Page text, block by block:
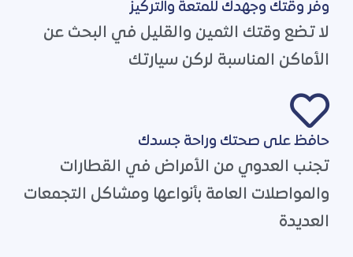
وفر وقتك وجهدك للمتعة والتركيز
لا تضع وقتك الثمين والقليل في البحث عن
الأماكن المناسبة لركن سيارتك
حافظ على صحتك وراحة جسدك
تجنب العدوي من الأمراض في القطارات
والمواصلات العامة بأنواعها ومشاكل التجمعات
العديدة